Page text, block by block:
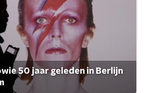
50 jaar geleden in Berlijn